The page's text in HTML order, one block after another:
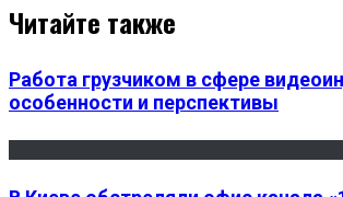
Читайте также
Работа грузчиком в сфере
особенности и перспективы